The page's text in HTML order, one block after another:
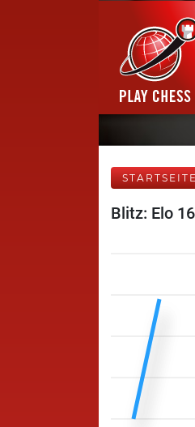
Blitz: Elo